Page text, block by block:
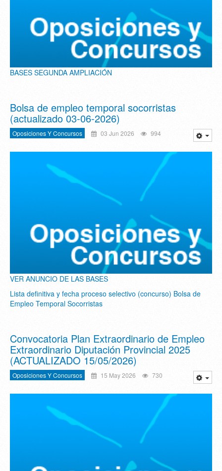
BASES SEGUNDA AMPLIACIÓN
Bolsa de empleo temporal socorristas
(actualizado 03-06-2026)
Oposiciones Y Concursos 03 Jun 2026 994
VER ANUNCIO DE LAS BASES
Lista definitiva y fecha proceso selectivo (concurso) Bolsa de
Empleo Temporal Socorristas
Convocatoria Plan Extraordinario de Empleo
Extraordinario Diputación Provincial 2025
(ACTUALIZADO 15/05/2026)
Oposiciones Y Concursos 15 May 2026 730